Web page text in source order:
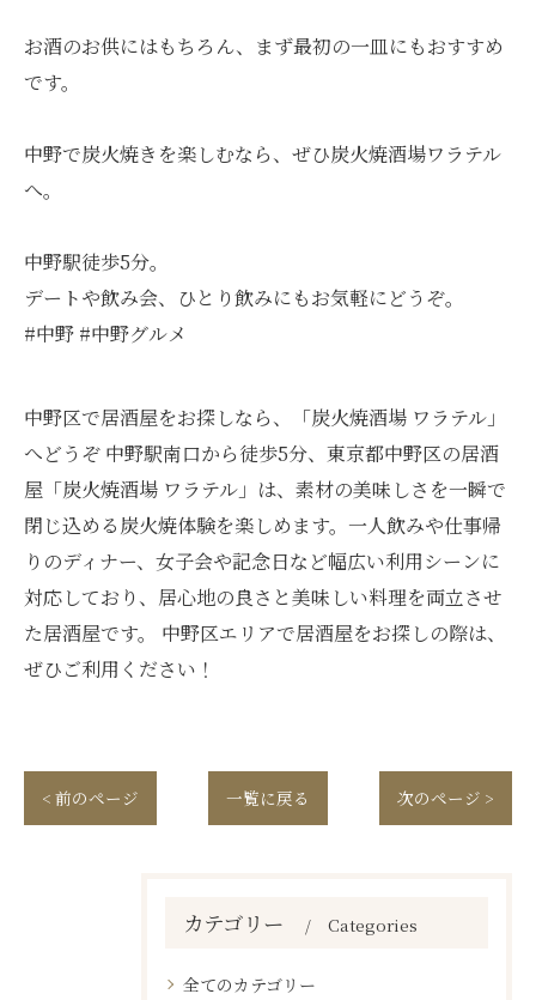
お酒のお供にはもちろん、まず最初の一皿にもおすすめ
です。
中野で炭火焼きを楽しむなら、ぜひ炭火焼酒場ワラテル
へ。
中野駅徒歩5分。
デートや飲み会、ひとり飲みにもお気軽にどうぞ。
#中野 #中野グルメ
中野区で居酒屋をお探しなら、「炭火焼酒場 ワラテル」
へどうぞ 中野駅南口から徒歩5分、東京都中野区の居酒
屋「炭火焼酒場 ワラテル」は、素材の美味しさを一瞬で
閉じ込める炭火焼体験を楽しめます。一人飲みや仕事帰
りのディナー、女子会や記念日など幅広い利用シーンに
対応しており、居心地の良さと美味しい料理を両立させ
た居酒屋です。 中野区エリアで居酒屋をお探しの際は、
ぜひご利用ください！
< 前のページ 一覧に戻る 次のページ >
カテゴリー Categories
全てのカテゴリー